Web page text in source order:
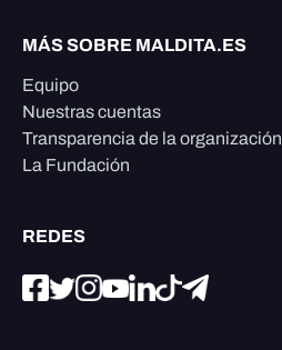
MÁS SOBRE MALDITA.ES
Equipo
Nuestras cuentas
Transparencia de la organización
La Fundación
REDES